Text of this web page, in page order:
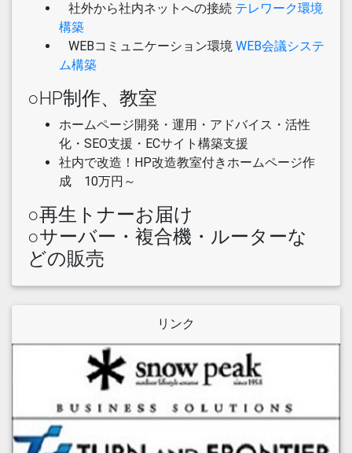
社外から社内ネットへの接続 テレワーク環境
構築
WEBコミュニケーション環境 WEB会議システ
ム構築
○HP制作、教室
ホームページ開発・運用・アドバイス・活性
化・SEO支援・ECサイト構築支援
社内で改造！HP改造教室付きホームページ作
成 10万円～
○再生トナーお届け
○サーバー・複合機・ルーターな
どの販売
リンク